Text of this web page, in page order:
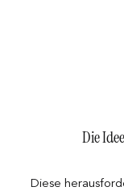
Die
Diese